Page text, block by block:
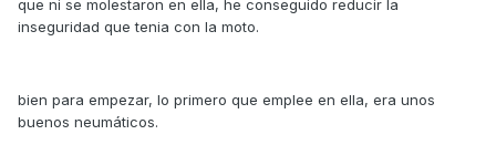
que ni se molestaron en ella, he conseguido reducir la
inseguridad que tenia con la moto.
bien para empezar, lo primero que emplee en ella, era unos
buenos neumáticos.